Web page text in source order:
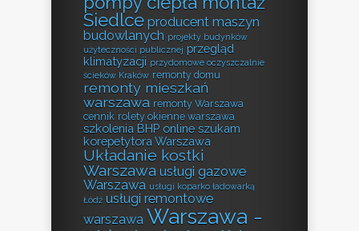
Siedlce producent maszyn
budowlanych projekty budynków
użyteczności publicznej przegląd
klimatyzacji przydomowe oczyszczalnie
ścieków Kraków remonty domu
remonty mieszkań
warszawa remonty Warszawa
cennik rolety okienne warszawa
szkolenia BHP online szukam
korepetytora Warszawa
Układanie kostki
Warszawa usługi gazowe
Warszawa usługi koparko ładowarką
Łódź usługi remontowe
warszawa Warszawa -